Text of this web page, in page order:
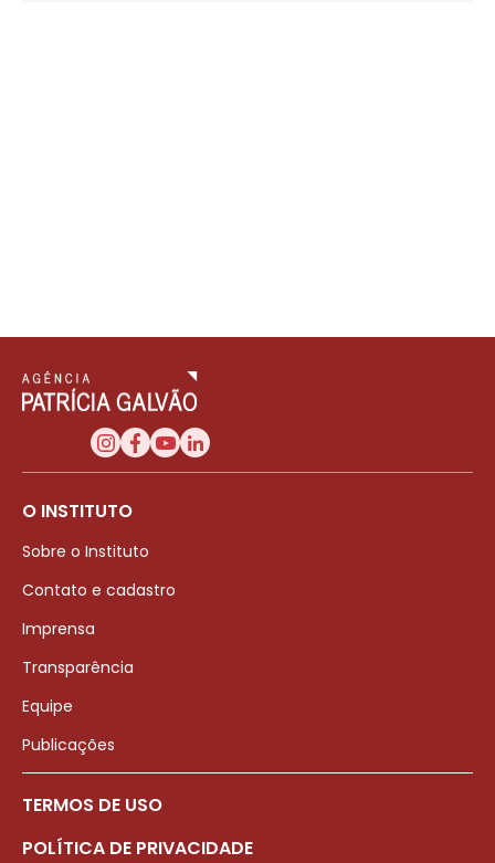
O INSTITUTO
Sobre o Instituto
Contato e cadastro
Imprensa
Transparência
Equipe
Publicações
TERMOS DE USO
POLÍTICA DE PRIVACIDADE